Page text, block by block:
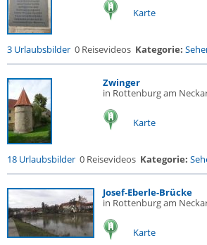
Karte
3 Urlaubsbilder 0 Reisevideos Kategorie:
Zwinger
in Rottenburg am
Karte
18 Urlaubsbilder 0 Reisevideos Kategorie:
Josef-Eberle-Brücke
in Rottenburg am
Karte